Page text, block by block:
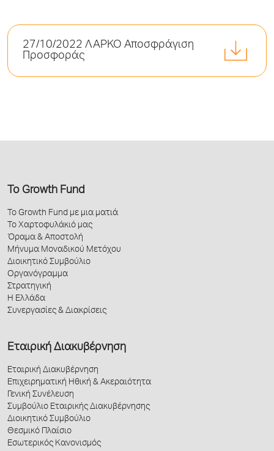
27/10/2022 ΛΑΡΚΟ Αποσφράγιση
Προσφοράς
Το Growth Fund
Το Growth Fund με μια ματιά
Το Χαρτοφυλάκιό μας
Όραμα & Αποστολή
Μήνυμα Μοναδικού Μετόχου
Διοικητικό Συμβούλιο
Οργανόγραμμα
Στρατηγική
Η Ελλάδα
Συνεργασίες & Διακρίσεις
Εταιρική Διακυβέρνηση
Εταιρική Διακυβέρνηση
Επιχειρηματική Ηθική & Ακεραιότητα
Γενική Συνέλευση
Συμβούλιο Εταιρικής Διακυβέρνησης
Διοικητικό Συμβούλιο
Θεσμικό Πλαίσιο
Εσωτερικός Κανονισμός